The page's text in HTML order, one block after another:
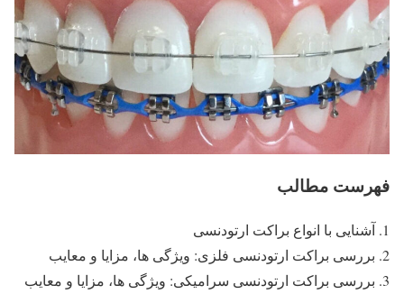
فهرست مطالب
آشنایی با انواع براکت ارتودنسی
بررسی براکت ارتودنسی فلزی: ویژگی ها، مزایا و معایب
بررسی براکت ارتودنسی سرامیکی: ویژگی ها، مزایا و معایب